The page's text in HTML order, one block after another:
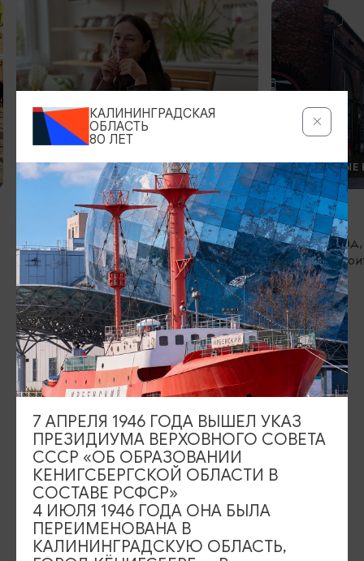
МАСТЕР-КЛАССЫ
Студия «Первоцвет»/Pervocvet
Калининград, ул. Генеральская, зд. 27
ЛОКАЛЬНЫЕ
Майку
ИЩИТЕ ТАКЖЕ НА НАШЕМ САЙТЕ
Серебряное ожерелье
Электронная виза
Туры и экскурсии
Афиша мероприятий
Сувениры
Гостевая книга
Гиды и экскурсоводы
Достопримечательности
КАЛИНИНГРАДСКАЯ
ОБЛАСТЬ
80 ЛЕТ
7 АПРЕЛЯ 1946 ГОДА ВЫШЕЛ УКАЗ
ПРЕЗИДИУМА ВЕРХОВНОГО СОВЕТА
СССР «ОБ ОБРАЗОВАНИИ
КЕНИГСБЕРГСКОЙ ОБЛАСТИ В
СОСТАВЕ РСФСР»
4 ИЮЛЯ 1946 ГОДА ОНА БЫЛА
ПЕРЕИМЕНОВАНА В
КАЛИНИНГРАДСКУЮ ОБЛАСТЬ,